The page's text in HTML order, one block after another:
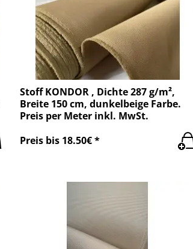
Stoff KONDOR , Dichte 287 g/m²,
Breite 150 cm, dunkelbeige Farbe.
Preis per Meter inkl. MwSt.
Preis bis 18.50€ *